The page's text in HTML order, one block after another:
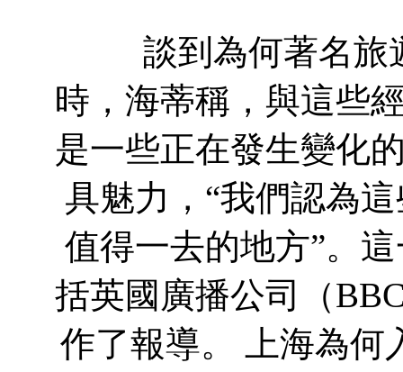
談到為何著名旅
時，海蒂稱，與這些
是一些正在發生變化
具魅力，“我們認為
值得一去的地方”。
括英國廣播公司（
作了報導。 上海為何